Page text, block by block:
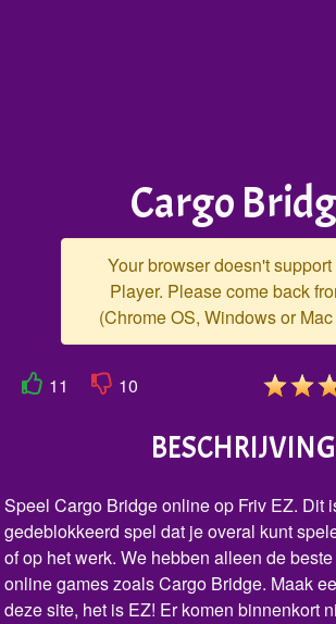
Cargo
Your browser doesn't
Player. Please come back
(Chrome OS, Windows or
11 10
BESCHRIJVING
Speel Cargo Bridge online op Friv EZ. Dit
gedeblokkeerd spel dat je overal kunt
of op het werk. We hebben alleen de
online games zoals Cargo Bridge. Maak
deze site, het is EZ! Er komen binnenkort